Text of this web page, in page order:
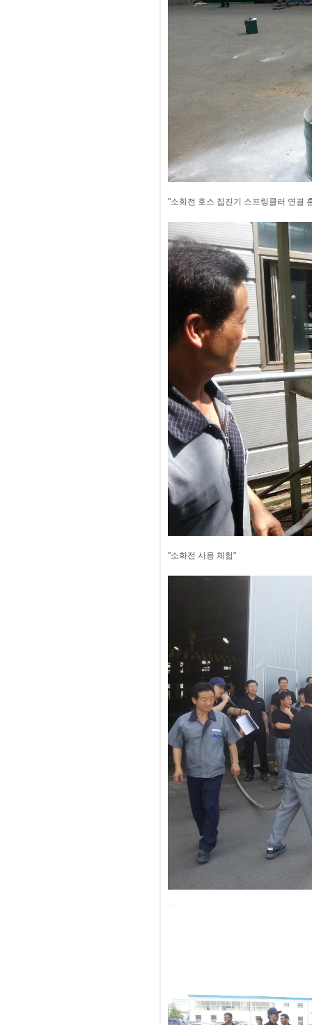
"소화전 호스 집진기 스프링클러 연결
"소화전 사용 체험"